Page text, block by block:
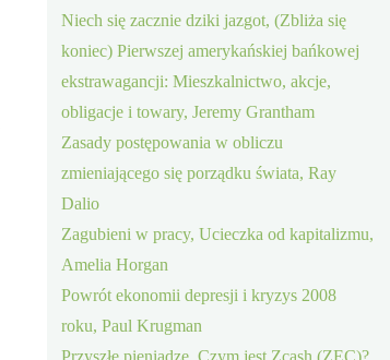
Niech się zacznie dziki jazgot, (Zbliża się
koniec) Pierwszej amerykańskiej bańkowej
ekstrawagancji: Mieszkalnictwo, akcje,
obligacje i towary, Jeremy Grantham
Zasady postępowania w obliczu
zmieniającego się porządku świata, Ray
Dalio
Zagubieni w pracy, Ucieczka od kapitalizmu,
Amelia Horgan
Powrót ekonomii depresji i kryzys 2008
roku, Paul Krugman
Przyszłe pieniądze, Czym jest Zcash (ZEC)?,